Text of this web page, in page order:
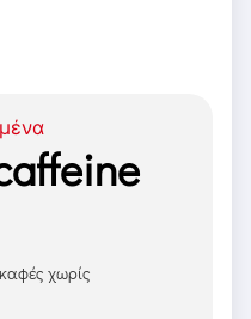
χωρίς